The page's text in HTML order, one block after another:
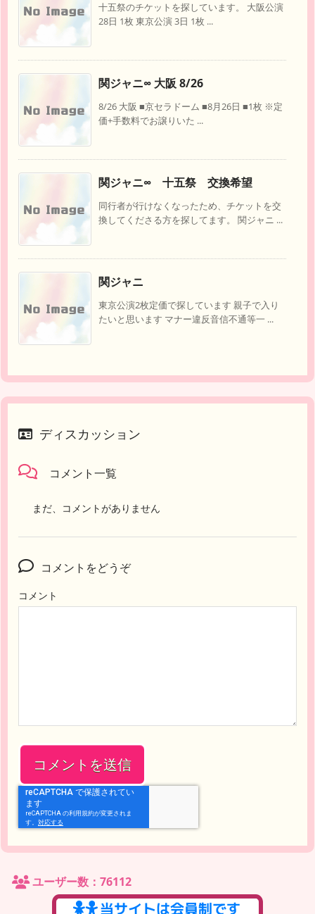
十五祭のチケットを探しています。 大阪公演
28日 1枚 東京公演 3日 1枚 ...
関ジャニ∞ 大阪 8/26
8/26 大阪 ■京セラドーム ■8月26日 ■1枚 ※定
価+手数料でお譲りいた ...
関ジャニ∞ 十五祭 交換希望
同行者が行けなくなったため、チケットを交
換してくださる方を探してます。 関ジャニ ...
関ジャニ
東京公演2枚定価で探しています 親子で入り
たいと思います マナー違反音信不通等一 ...
ディスカッション
コメント一覧
まだ、コメントがありません
コメントをどうぞ
コメント
ユーザー数：76112